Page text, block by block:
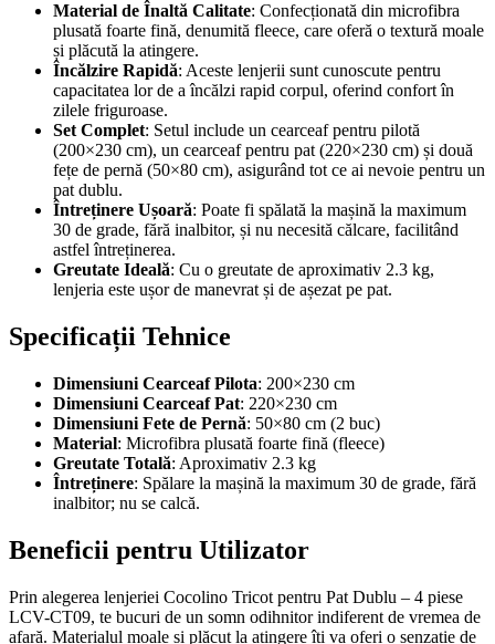
Material de Înaltă Calitate: Confecționată din microfibra
plusată foarte fină, denumită fleece, care oferă o textură moale
și plăcută la atingere.
Încălzire Rapidă: Aceste lenjerii sunt cunoscute pentru
capacitatea lor de a încălzi rapid corpul, oferind confort în
zilele friguroase.
Set Complet: Setul include un cearceaf pentru pilotă
(200×230 cm), un cearceaf pentru pat (220×230 cm) și două
fețe de pernă (50×80 cm), asigurând tot ce ai nevoie pentru un
pat dublu.
Întreținere Ușoară: Poate fi spălată la mașină la maximum
30 de grade, fără inalbitor, și nu necesită călcare, facilitând
astfel întreținerea.
Greutate Ideală: Cu o greutate de aproximativ 2.3 kg,
lenjeria este ușor de manevrat și de așezat pe pat.
Specificații Tehnice
Dimensiuni Cearceaf Pilota: 200×230 cm
Dimensiuni Cearceaf Pat: 220×230 cm
Dimensiuni Fete de Pernă: 50×80 cm (2 buc)
Material: Microfibra plusată foarte fină (fleece)
Greutate Totală: Aproximativ 2.3 kg
Întreținere: Spălare la mașină la maximum 30 de grade, fără
inalbitor; nu se calcă.
Beneficii pentru Utilizator
Prin alegerea lenjeriei Cocolino Tricot pentru Pat Dublu – 4 piese
LCV-CT09, te bucuri de un somn odihnitor indiferent de vremea de
afară. Materialul moale și plăcut la atingere îți va oferi o senzație de